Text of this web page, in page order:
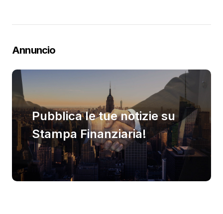
Annuncio
Pubblica le tue notizie su
Stampa Finanziaria!